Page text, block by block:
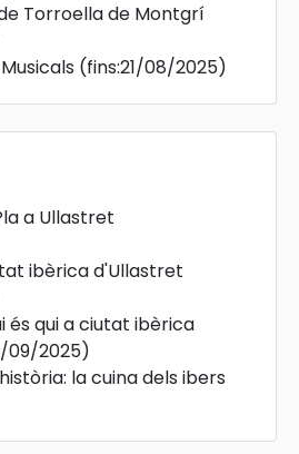
Torroella de Montgrí
(fins:21/08/2025)
a Ullastret
ibèrica d'Ullastret
és qui a ciutat ibèrica
09/2025)
la cuina dels ibers